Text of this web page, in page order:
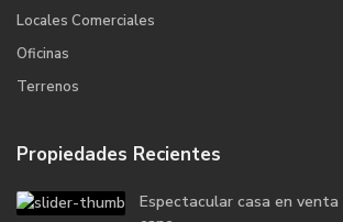
Locales Comerciales
Oficinas
Terrenos
Propiedades Recientes
Espectacular casa en venta